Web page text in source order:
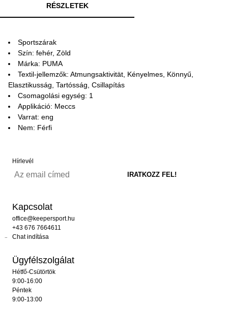
RÉSZLETEK
Sportszárak
Szín: fehér, Zöld
Márka: PUMA
Textil-jellemzők: Atmungsaktivität, Kényelmes, Könnyű,
Elasztikusság, Tartósság, Csillapítás
Csomagolási egység: 1
Applikáció: Meccs
Varrat: eng
Nem: Férfi
Hírlevél
Kapcsolat
office@keepersport.hu
+43 676 7664611
Chat indítása
Ügyfélszolgálat
Hétfő-Csütörtök
9:00-16:00
Péntek
9:00-13:00